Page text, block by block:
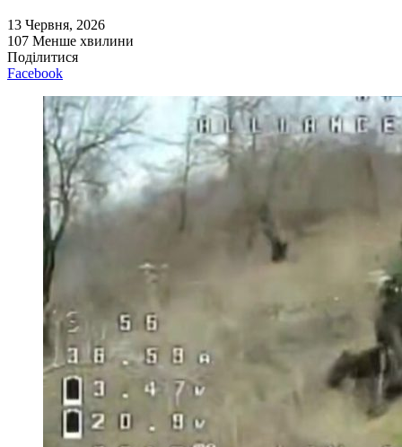
13 Червня, 2026
107 Менше хвилини
Поділитися
Facebook